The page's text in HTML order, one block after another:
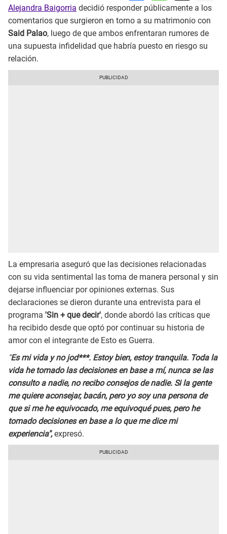
Alejandra Baigorria decidió responder públicamente a los
comentarios que surgieron en torno a su matrimonio con
Said Palao, luego de que ambos enfrentaran rumores de
una supuesta infidelidad que habría puesto en riesgo su
relación.
La empresaria aseguró que las decisiones relacionadas
con su vida sentimental las toma de manera personal y sin
dejarse influenciar por opiniones externas. Sus
declaraciones se dieron durante una entrevista para el
programa 'Sin + que decir', donde abordó las críticas que
ha recibido desde que optó por continuar su historia de
amor con el integrante de Esto es Guerra.
"Es mi vida y no jod***. Estoy bien, estoy tranquila. Toda la
vida he tomado las decisiones en base a mí, nunca se las
consulto a nadie, no recibo consejos de nadie. Si la gente
me quiere aconsejar, bacán, pero yo soy una persona de
que si me he equivocado, me equivoqué pues, pero he
tomado decisiones en base a lo que me dice mi
experiencia", expresó.